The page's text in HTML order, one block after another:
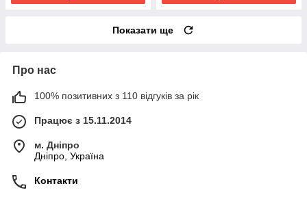
Показати ще
Про нас
100% позитивних з 110 відгуків за рік
Працює з 15.11.2014
м. Дніпро
Дніпро, Україна
Контакти